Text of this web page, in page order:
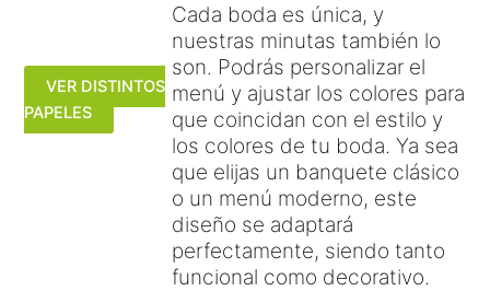
VER DISTINTOS
PAPELES
Cada boda es única, y
nuestras minutas también lo
son. Podrás personalizar el
menú y ajustar los colores para
que coincidan con el estilo y
los colores de tu boda. Ya sea
que elijas un banquete clásico
o un menú moderno, este
diseño se adaptará
perfectamente, siendo tanto
funcional como decorativo.